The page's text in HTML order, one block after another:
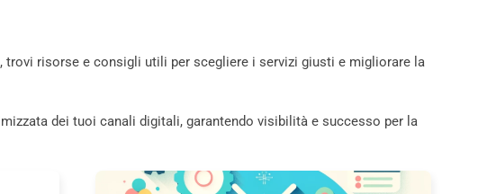
risorse e consigli utili per scegliere i servizi giusti e migliorare la
dei tuoi canali digitali, garantendo visibilità e successo per la